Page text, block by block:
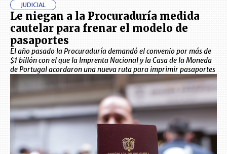
JUDICIAL
Le niegan a la Procuraduría medida
cautelar para frenar el modelo de
pasaportes
El año pasado la Procuraduría demandó el convenio por más de
$1 billón con el que la Imprenta Nacional y la Casa de la Moneda
de Portugal acordaron una nueva ruta para imprimir pasaportes